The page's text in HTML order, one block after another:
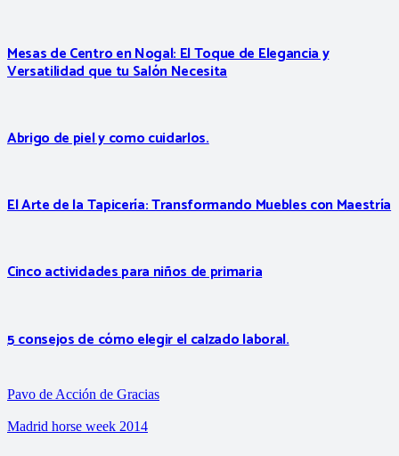
Mesas de Centro en Nogal: El Toque de Elegancia y
Versatilidad que tu Salón Necesita
Abrigo de piel y como cuidarlos.
El Arte de la Tapicería: Transformando Muebles con Maestría
Cinco actividades para niños de primaria
5 consejos de cómo elegir el calzado laboral.
Pavo de Acción de Gracias
Madrid horse week 2014